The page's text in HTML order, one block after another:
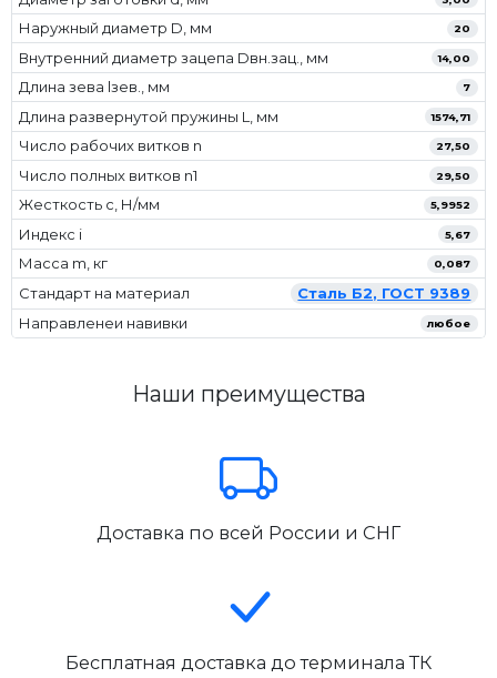
Наружный диаметр D, мм 20
Внутренний диаметр зацепа Dвн.зац., мм 14,00
Длина зева lзев., мм 7
Длина развернутой пружины L, мм 1574,71
Число рабочих витков n 27,50
Число полных витков n1 29,50
Жесткость с, Н/мм 5,9952
Индекс i 5,67
Масса m, кг 0,087
Стандарт на материал
Сталь Б2, ГОСТ 9389
Направленеи навивки
любое
Наши преимущества
Доставка по всей России и СНГ
Бесплатная доставка до терминала ТК